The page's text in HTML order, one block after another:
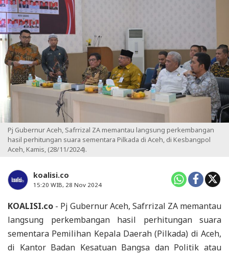
Pj Gubernur Aceh, Safrrizal ZA memantau langsung perkembangan
hasil perhitungan suara sementara Pilkada di Aceh, di Kesbangpol
Aceh, Kamis, (28/11/2024).
koalisi.co
15:20 WIB, 28 Nov 2024
KOALISI.co - Pj Gubernur Aceh, Safrrizal ZA memantau
langsung perkembangan hasil perhitungan suara
sementara Pemilihan Kepala Daerah (Pilkada) di Aceh,
di Kantor Badan Kesatuan Bangsa dan Politik atau